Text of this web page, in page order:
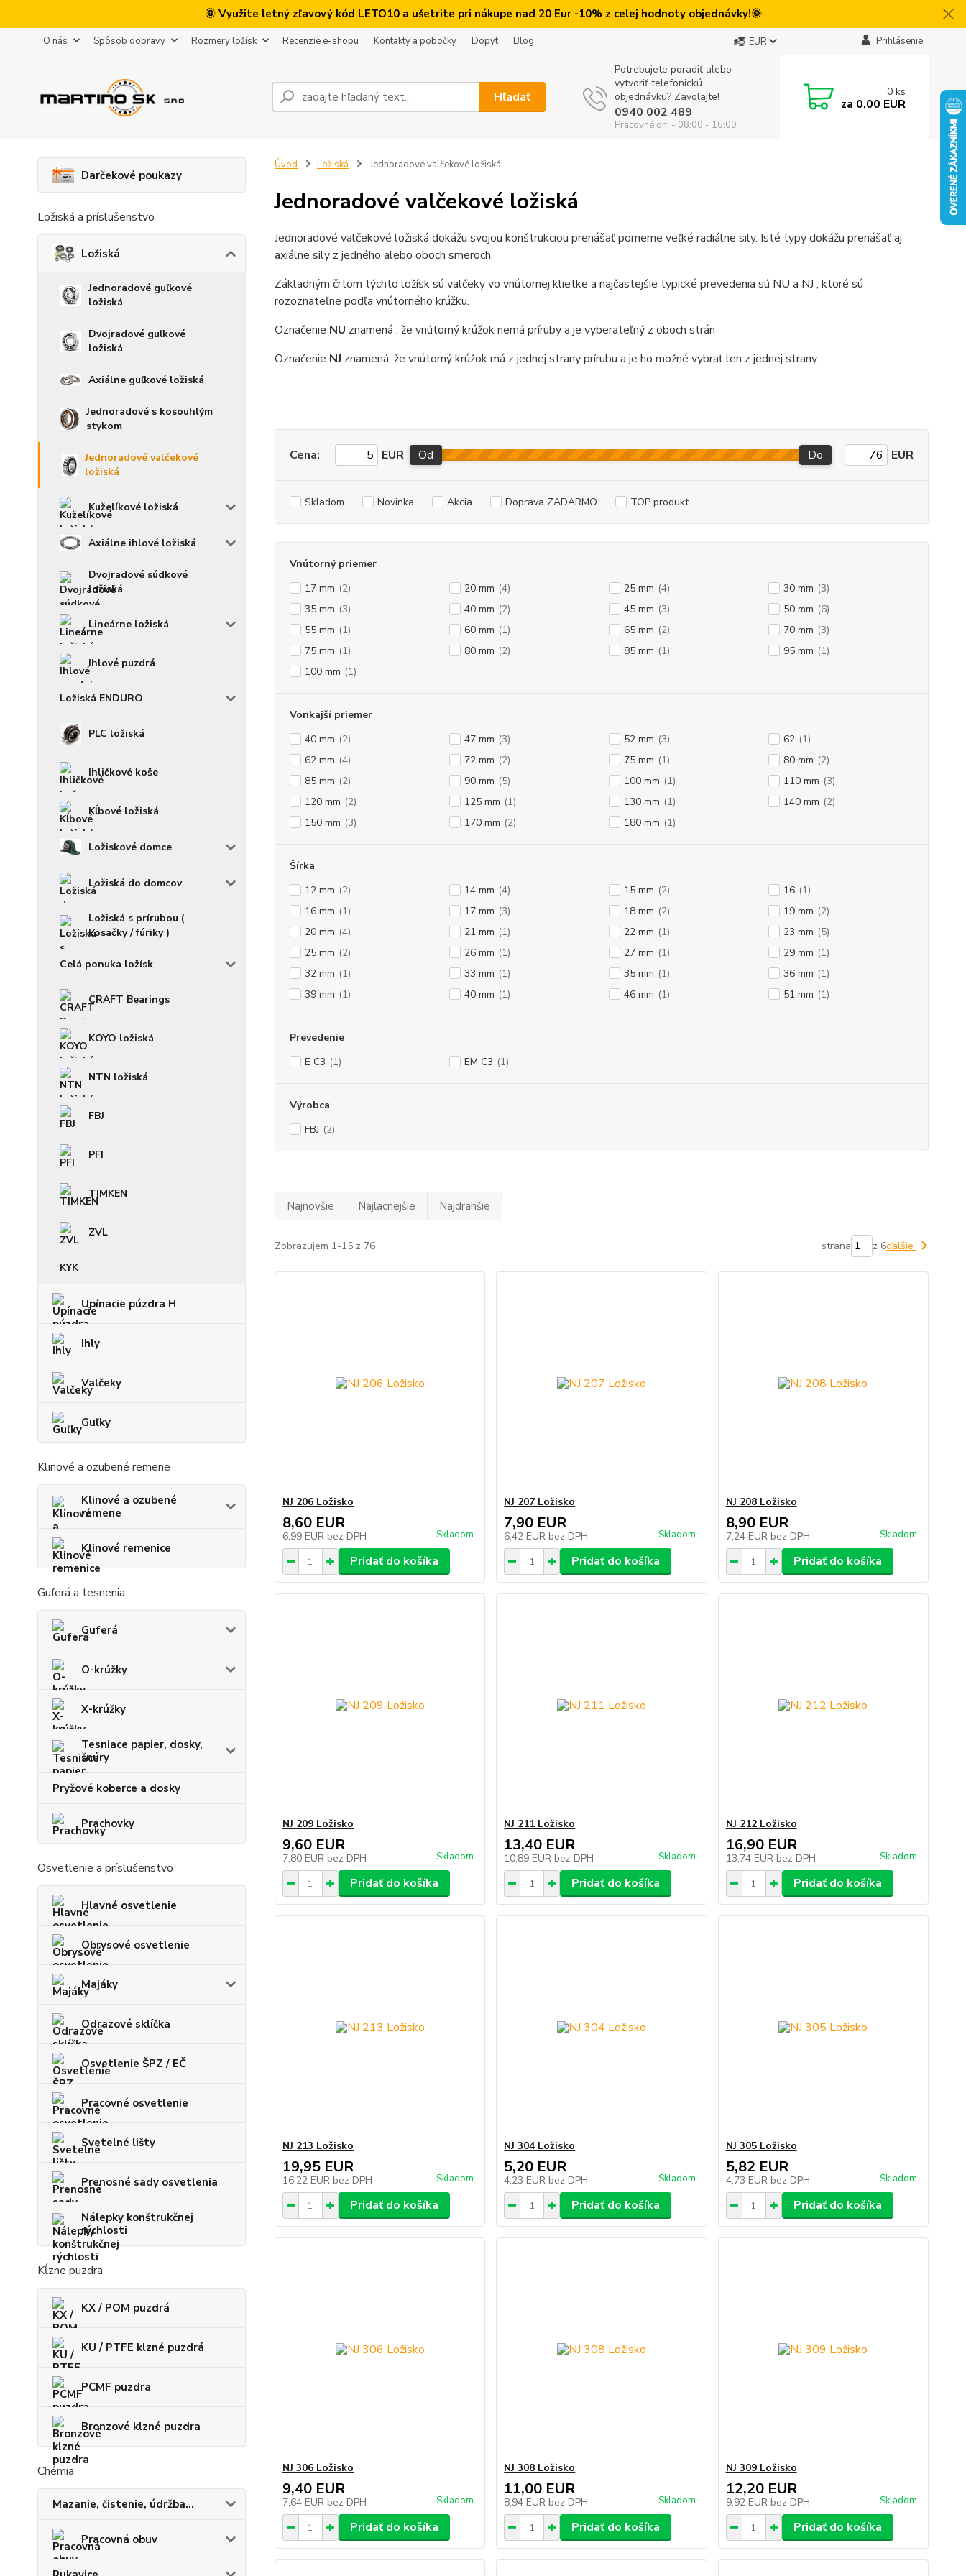
🌞 Využite letný zľavový kód LETO10 a ušetrite pri nákupe nad 20 Eur -10% z celej hodnoty objednávky!🌞
O nás Spôsob dopravy Rozmery ložísk Recenzie e-shopu Kontakty a pobočky Dopyt Blog EUR Prihlásenie
Hľadať
Potrebujete poradiť alebo
vytvoriť telefonickú
objednávku? Zavolajte!
0940 002 489
Pracovné dni - 08:00 - 16:00
0 ks
za 0,00 EUR
Darčekové poukazy
Ložiská a príslušenstvo
Ložiská
Jednoradové guľkové
ložiská
Dvojradové guľkové
ložiská
Axiálne guľkové ložiská
Jednoradové s kosouhlým
stykom
Jednoradové valčekové
ložiská
Kuželíkové ložiská
Axiálne ihlové ložiská
Dvojradové súdkové
ložiská
Lineárne ložiská
Ihlové puzdrá
Ložiská ENDURO
PLC ložiská
Ihličkové koše
Kĺbové ložiská
Ložiskové domce
Ložiská do domcov
Ložiská s prírubou (
kosačky / fúriky )
Celá ponuka ložísk
CRAFT Bearings
KOYO ložiská
NTN ložiská
FBJ
PFI
TIMKEN
ZVL
KYK
Upínacie púzdra H
Ihly
Valčeky
Guľky
Klinové a ozubené remene
Klinové a ozubené
remene
Klinové remenice
Guferá a tesnenia
Guferá
O-krúžky
X-krúžky
Tesniace papier, dosky,
šnúry
Pryžové koberce a dosky
Prachovky
Osvetlenie a príslušenstvo
Hlavné osvetlenie
Obrysové osvetlenie
Majáky
Odrazové sklíčka
Osvetlenie ŠPZ / EČ
Pracovné osvetlenie
Svetelné lišty
Prenosné sady osvetlenia
Nálepky konštrukčnej
rýchlosti
Kĺzne puzdra
KX / POM puzdrá
KU / PTFE klzné puzdrá
PCMF puzdra
Bronzové klzné puzdra
Chémia
Mazanie, čistenie, údržba...
Pracovná obuv
Úvod Ložiská Jednoradové valčekové ložiská
Jednoradové valčekové ložiská
Jednoradové valčekové ložiská dokážu svojou konštrukciou prenášať pomerne veľké radiálne sily. Isté typy dokážu prenášať aj
axiálne sily z jedného alebo oboch smeroch.
Základným črtom týchto ložísk sú valčeky vo vnútornej klietke a najčastejšie typické prevedenia sú NU a NJ , ktoré sú
rozoznateľne podľa vnútorného krúžku.
Označenie NU znamená , že vnútorný krúžok nemá príruby a je vyberateľný z oboch strán
Označenie NJ znamená, že vnútorný krúžok má z jednej strany prírubu a je ho možné vybrať len z jednej strany.
Cena: EUR Od Do EUR
Skladom Novinka Akcia Doprava ZADARMO TOP produkt
Vnútorný priemer
17 mm (2) 20 mm (4) 25 mm (4) 30 mm (3)
35 mm (3) 40 mm (2) 45 mm (3) 50 mm (6)
55 mm (1) 60 mm (1) 65 mm (2) 70 mm (3)
75 mm (1) 80 mm (2) 85 mm (1) 95 mm (1)
100 mm (1)
Vonkajší priemer
40 mm (2) 47 mm (3) 52 mm (3) 62 (1)
62 mm (4) 72 mm (2) 75 mm (1) 80 mm (2)
85 mm (2) 90 mm (5) 100 mm (1) 110 mm (3)
120 mm (2) 125 mm (1) 130 mm (1) 140 mm (2)
150 mm (3) 170 mm (2) 180 mm (1)
Šírka
12 mm (2) 14 mm (4) 15 mm (2) 16 (1)
16 mm (1) 17 mm (3) 18 mm (2) 19 mm (2)
20 mm (4) 21 mm (1) 22 mm (1) 23 mm (5)
25 mm (2) 26 mm (1) 27 mm (1) 29 mm (1)
32 mm (1) 33 mm (1) 35 mm (1) 36 mm (1)
39 mm (1) 40 mm (1) 46 mm (1) 51 mm (1)
Prevedenie
E C3 (1) EM C3 (1)
Výrobca
FBJ (2)
Najnovšie Najlacnejšie Najdrahšie
Zobrazujem 1-15 z 76 strana z 6ďalšie
NJ 206 Ložisko
8,60 EUR
6,99 EUR bez DPH Skladom
Pridať do košíka
NJ 207 Ložisko
7,90 EUR
6,42 EUR bez DPH Skladom
Pridať do košíka
NJ 208 Ložisko
8,90 EUR
7,24 EUR bez DPH Skladom
Pridať do košíka
NJ 209 Ložisko
9,60 EUR
7,80 EUR bez DPH Skladom
Pridať do košíka
NJ 211 Ložisko
13,40 EUR
10,89 EUR bez DPH Skladom
Pridať do košíka
NJ 212 Ložisko
16,90 EUR
13,74 EUR bez DPH Skladom
Pridať do košíka
NJ 213 Ložisko
19,95 EUR
16,22 EUR bez DPH Skladom
Pridať do košíka
NJ 304 Ložisko
5,20 EUR
4,23 EUR bez DPH Skladom
Pridať do košíka
NJ 305 Ložisko
5,82 EUR
4,73 EUR bez DPH Skladom
Pridať do košíka
NJ 306 Ložisko
9,40 EUR
7,64 EUR bez DPH Skladom
Pridať do košíka
NJ 308 Ložisko
11,00 EUR
8,94 EUR bez DPH Skladom
Pridať do košíka
NJ 309 Ložisko
12,20 EUR
9,92 EUR bez DPH Skladom
Pridať do košíka